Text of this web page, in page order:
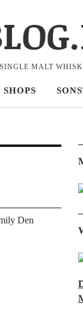
MALT
SHOPS